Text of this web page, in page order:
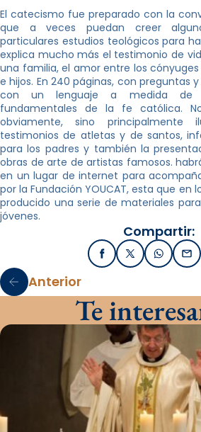
El catecismo fue preparado con la
que a veces puedan creer
particulares estudios teológicos para
explica mucho más el testimonio de
una familia, el amor entre los
e hijos. En 240 páginas, con preguntas
con un lenguaje a medida de
fundamentales de la fe católica.
obviamente, sino principalmente
testimonios de atletas y de santos,
para los padres y también la
obras de arte de artistas famosos.
en un lugar de internet para
por la Fundación YOUCAT, esta que en
producido una serie de materiales
jóvenes.
Compartir:
FacebookX / Twitter
Anterior
Te